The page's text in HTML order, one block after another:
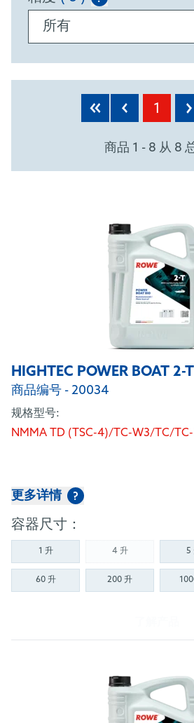
所有
PRODUCTS
1
商品 1 - 8 从 8
HIGHTEC POWER BOAT 2-
商品编号 - 20034
规格型号:
NMMA TD (TSC-4)/TC-W3/TC/
更多详情 ?
容器尺寸：
1 升 4 升(Not available) 5
60 升 200 升